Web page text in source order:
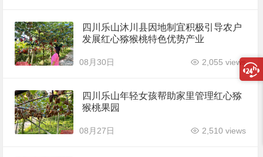
四川乐山沐川县因地制宜积极引导农户
发展红心猕猴桃特色优势产业
08月30日 2,055 views
四川乐山年轻女孩帮助家里管理红心猕
猴桃果园
08月27日 2,510 views